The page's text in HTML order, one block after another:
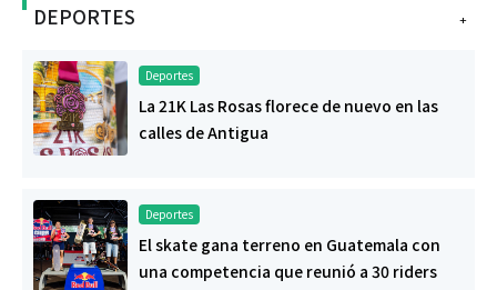
+
DEPORTES
Deportes
La 21K Las Rosas florece de nuevo en las
calles de Antigua
Deportes
El skate gana terreno en Guatemala con
una competencia que reunió a 30 riders